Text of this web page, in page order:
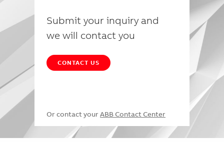
Submit your inquiry and
we will contact you
CONTACT US
Or contact your ABB Contact Center